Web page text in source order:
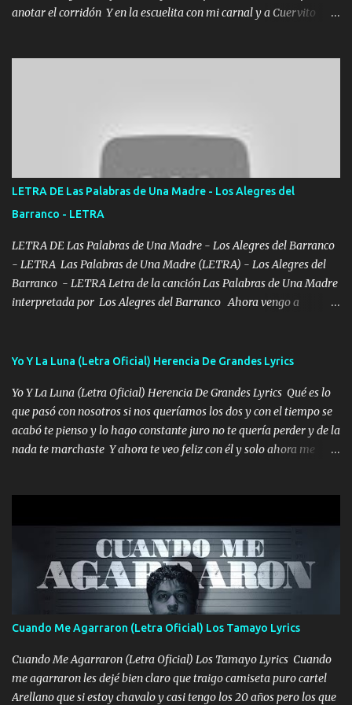
anotar el corridón Y en la escuelita con mi carnal y a Cuervito
verde se le extraña pa que sepan Aquí Pura GENTE DE LA RANA 🐸
POR CLAVE ES EL CALI 4 EN LA CIUDAD TIJUANA Música Al
tirante andamos mi carnal atento a cualquier necesidad no porque
se ve limpio el camino nos confiamos al andar y nunca con la
misma piedra me vuelvo a tropezar Cuando ando de enamorado
en corto me tiró a per...
LETRA DE Las Palabras de Una Madre - Los Alegres del
Barranco - LETRA
LETRA DE Las Palabras de Una Madre - Los Alegres del Barranco
- LETRA Las Palabras de Una Madre (LETRA) - Los Alegres del
Barranco - LETRA Letra de la canción Las Palabras de Una Madre
interpretada por Los Alegres del Barranco Ahora vengo a
viento a su hijo y aunque ahora ya este con Dios el destino así lo
seguiré esperando hasta volvernos a vernos El recuerdo que yo
tengo de mi mente no se va, en mi corazón me llevo lo mismo que
tu papá, a veces me pongo triste porque no puedo mirarte, mas se
que tu me escuchas porque tu eres mi gran ángel, El desespero me
Yo Y La Luna (Letra Oficial) Herencia De Grandes Lyrics
Yo Y La Luna (Letra Oficial) Herencia De Grandes Lyrics Qué es lo
que pasó con nosotros si nos queríamos los dos y con el tiempo se
acabó te pienso y lo hago constante juro no te quería perder y de la
nada te marchaste Y ahora te veo feliz con él y solo ahora me
pero eso ya no va a pasar me perderé en la soledad Porque me
mirabas bonito si yo no fui el final feliz el final fue triste pa mí Y
duele no tenerte aquí sabiendo que moría por ti yo y la luna
cantamos y por ti nos embriagamos Quién sabe qué será de mí si
contigo fui muy feliz a lo mejor no lloró pero muy en el fondo te
adoro
Cuando Me Agarraron (Letra Oficial) Los Tamayo Lyrics
Cuando Me Agarraron (Letra Oficial) Los Tamayo Lyrics Cuando
me agarraron les dejé bien claro que traigo camiseta puro cartel
Arellano que si estoy chavalo y casi tengo los 20 años pero los que